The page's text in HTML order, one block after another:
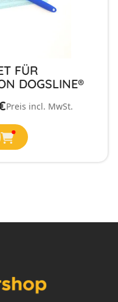
FÜR
DOGSLINE®
Preis incl. MwSt.